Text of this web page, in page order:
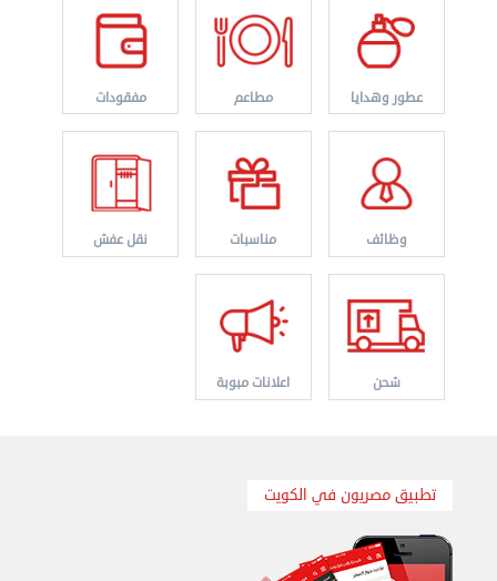
نقل عفش الكويت 50636444 فك وتركيب ايكيا محلي ...
عطور وهدايا مطاعم مفقودات
وظائف مناسبات نقل عفش
شحن اعلانات مبوبة
تطبيق مصريون في الكويت